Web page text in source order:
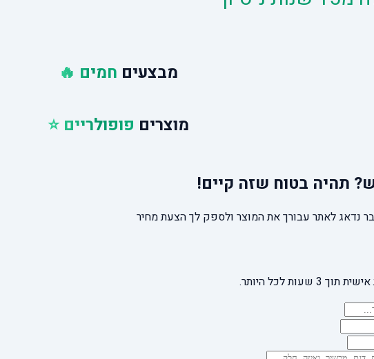
מבצעים חמים 🔥
מוצרים פופולריים ⭐
תהיה בטוח שזה קיים!
לאתר עבורך את המוצר ולספק לך הצעת מחיר
לכל היותר.